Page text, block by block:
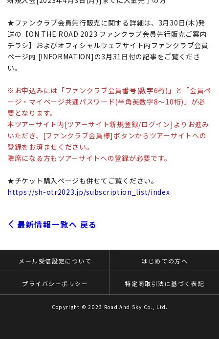
★ファンクラブ会員先行販売に関する詳細は、3月30日(木)発
送の【ON THE ROAD 2023 ファンクラブ会員先行販売ご案内
チラシ】およびオフィシャルウェブサイト内ファンクラブ会員
ページ内 [INFORMATION]の3月31日付の記事をご覧くださ
い。
※お申込みには「ファンクラブ会員番号(数字6桁)」と「会員ペ
ージ・マイページ共通パスワード(半角英数字8～10桁)」が必
要となります。
本ツアーサイト内[ツアーサイト新規登録/ログイン]よりお進み
いただき、[ファンクラブ会員様]ボタンからツアーサイトへの
登録をお済ませください。
隣席になる方もツアーサイトへの登録が必要です。
★チケット購入ページも併せてご覧ください。
https://sh-otr2023.jp/subscription_list/index
最新情報一覧へ 戻る
メール受信設定について はじめての方へ
プライバシーポリシー 特定商取引法に基づく表記
Copyright © 2023 Road And Sky Co., Ltd.